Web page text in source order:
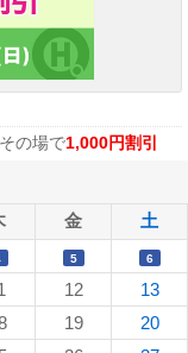
の場で1,000円割引
金 土
5 6
12
13
19
20